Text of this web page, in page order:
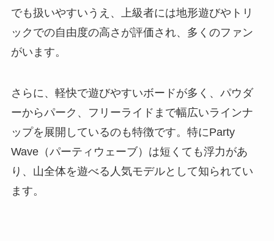
でも扱いやすいうえ、上級者には地形遊びやトリ
ックでの自由度の高さが評価され、多くのファン
がいます。
さらに、軽快で遊びやすいボードが多く、パウダ
ーからパーク、フリーライドまで幅広いラインナ
ップを展開しているのも特徴です。特にParty
Wave（パーティウェーブ）は短くても浮力があ
り、山全体を遊べる人気モデルとして知られてい
ます。